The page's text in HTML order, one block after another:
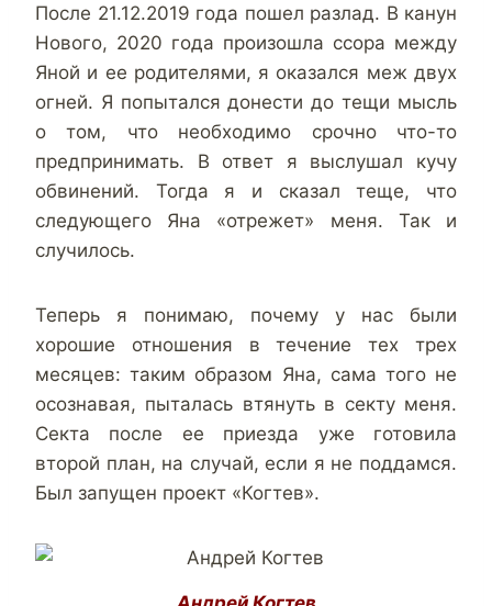
После 21.12.2019 года пошел разлад. В канун
Нового, 2020 года произошла ссора между
Яной и ее родителями, я оказался меж двух
огней. Я попытался донести до тещи мысль
о том, что необходимо срочно что-то
предпринимать. В ответ я выслушал кучу
обвинений. Тогда я и сказал теще, что
следующего Яна «отрежет» меня. Так и
случилось.
Теперь я понимаю, почему у нас были
хорошие отношения в течение тех трех
месяцев: таким образом Яна, сама того не
осознавая, пыталась втянуть в секту меня.
Секта после ее приезда уже готовила
второй план, на случай, если я не поддамся.
Был запущен проект «Когтев».